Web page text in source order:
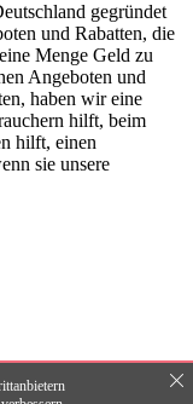
gegründet
und Rabatten, die
Menge Geld zu
Angeboten und
haben wir eine
hilft, beim
hilft, einen
sie unsere